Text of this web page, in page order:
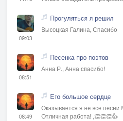
09:03
Прогуляться я решил
Высоцкая Галина, Спасибо
08:51
Песенка про поэтов
Анна Р., Анна спасибо!
08:49
Его большое сердце
Оказывается я не все
Отличная работа! ,👏👏👏👍